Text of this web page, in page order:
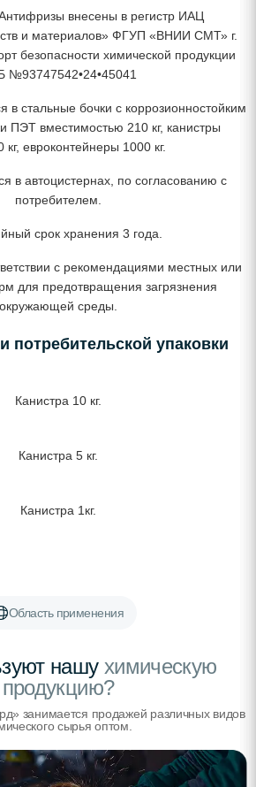
внесены в регистр ИАЦ
и материалов» ФГУП «ВНИИ СМТ» г.
безопасности химической продукции
№93747542•24•45041
в стальные бочки с коррозионностойким
ПЭТ вместимостью 210 кг, канистры
кг, евроконтейнеры 1000 кг.
в автоцистернах, по согласованию с
потребителем.
срок хранения 3 года.
с рекомендациями местных или
для предотвращения загрязнения
окружающей среды.
потребительской упаковки
Канистра 10 кг.
Канистра 5 кг.
Канистра 1кг.
Область применения
нашухимическую
продукцию?
занимается продажей различных видов
сырья оптом.